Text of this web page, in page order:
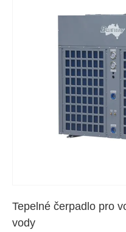
Tepelné čerpadlo pro
vody